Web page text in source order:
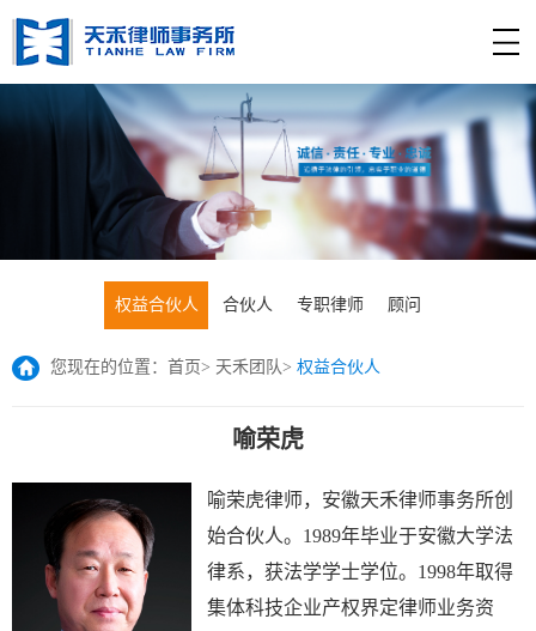
权益合伙人 合伙人 专职律师 顾问
您现在的位置： 首页> 天禾团队> 权益合伙人
喻荣虎
喻荣虎律师，安徽天禾律师事务所创
始合伙人。1989年毕业于安徽大学法
律系，获法学学士学位。1998年取得
集体科技企业产权界定律师业务资